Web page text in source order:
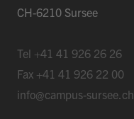
CH-6210 Sursee
Tel +41 41 926 26 26
Fax +41 41 926 22 00
info@campus-sursee.ch